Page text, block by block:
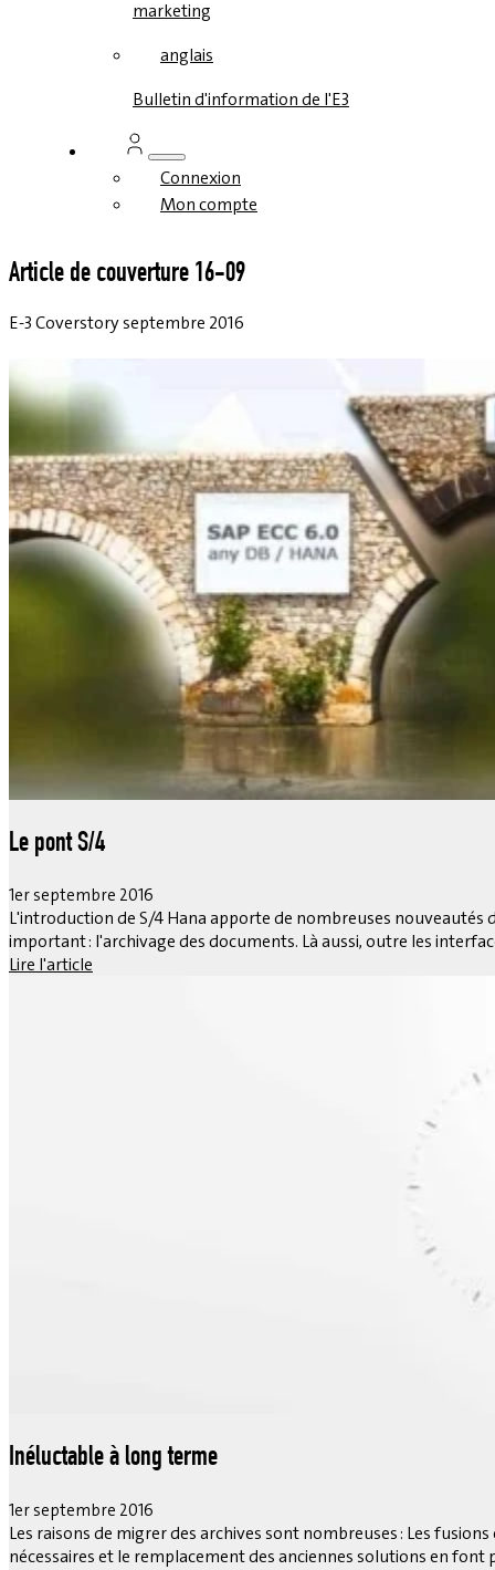
marketing
anglais
Bulletin d'information de l'E3
Connexion
Mon compte
Article de couverture 16-09
E-3 Coverstory septembre 2016
Le pont S/4
1er septembre 2016
L'introduction de S/4 Hana apporte de nombreuses nouveautés
important : l'archivage des documents. Là aussi, outre les
Lire l'article
Inéluctable à long terme
1er septembre 2016
Les raisons de migrer des archives sont nombreuses : Les
nécessaires et le remplacement des anciennes solutions en